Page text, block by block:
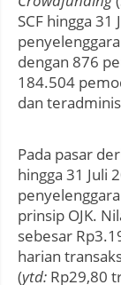
SCF hingga
dengan 876
184.504
dan
Pada pasar
hingga 31 Juli
prinsip OJK.
sebesar
harian
(ytd: Rp29,80